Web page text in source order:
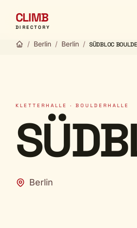
CLIMB
DIRECTORY
/ Berlin / Berlin / SÜDBLOC
KLETTERHALLE · BOULDERHALLE
Berlin